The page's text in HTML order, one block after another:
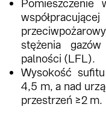
Pomieszczenie
stężenia
palności (LFL).
Wysokość
4,5 m, a nad
przestrzeń ≥2 m.